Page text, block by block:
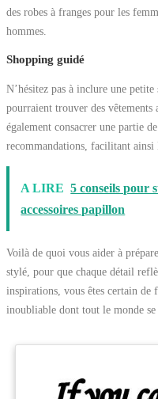
des robes à franges pour les
hommes.
Shopping guidé
N’hésitez pas à inclure une
pourraient trouver des vêtements
également consacrer une partie
recommandations, facilitant ainsi
A LIRE 5 conseils pour
accessoires papillon
Voilà de quoi vous aider à
stylé, pour que chaque détail
inspirations, vous êtes certain
inoubliable dont tout le monde se